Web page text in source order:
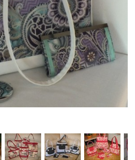
jk-laguna@seznam.cz
© 2025 eStránky.cz